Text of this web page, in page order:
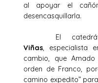
al apoyar el
desencasquillarla.
El
Viñas, especialista
cambio, que Amado
orden de Franco,
camino expedito”